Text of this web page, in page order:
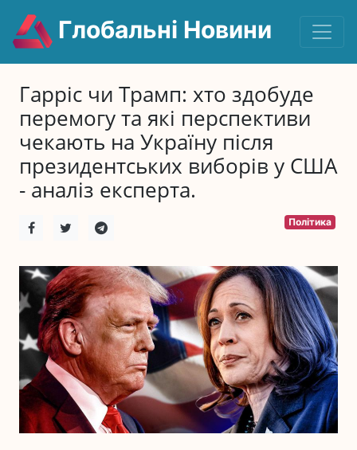
Глобальні Новини
Гарріс чи Трамп: хто здобуде
перемогу та які перспективи
чекають на Україну після
президентських виборів у США
- аналіз експерта.
Політика